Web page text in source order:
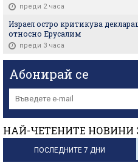
преди 2 часа
Израел остро критикува
относно Ерусалим
преди 3 часа
Абонирай се
НАЙ-ЧЕТЕНИТЕ НОВИНИ
ПОСЛЕДНИТЕ 7 ДНИ